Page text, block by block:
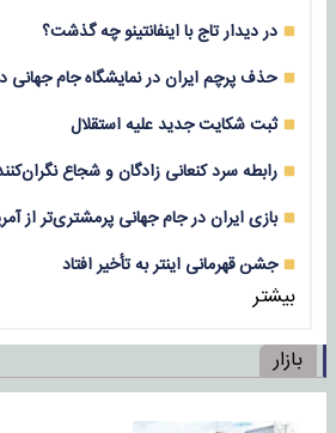
در دیدار تاج با اینفانتینو چه گذشت؟
حذف پرچم ایران در نمایشگاه جام جهانی
ثبت شکایت جدید علیه استقلال
رابطه سرد کنعانی زادگان و شجاع
بازی‌ ایران در جام جهانی پرمشتری‌تر از
جشن قهرمانی اینتر به تأخیر افتاد
بیشتر
بازار